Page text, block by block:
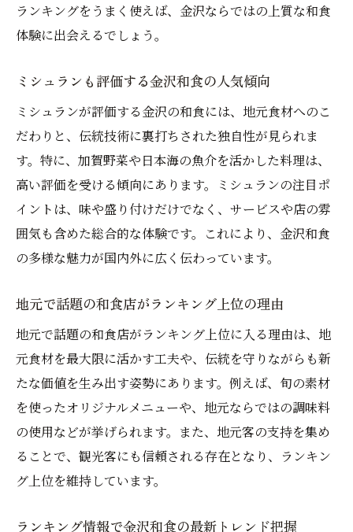
ランキングをうまく使えば、金沢ならではの上質な和食
体験に出会えるでしょう。
ミシュランも評価する金沢和食の人気傾向
ミシュランが評価する金沢の和食には、地元食材へのこ
だわりと、伝統技術に裏打ちされた独自性が見られま
す。特に、加賀野菜や日本海の魚介を活かした料理は、
高い評価を受ける傾向にあります。ミシュランの注目ポ
イントは、味や盛り付けだけでなく、サービスや店の雰
囲気も含めた総合的な体験です。これにより、金沢和食
の多様な魅力が国内外に広く伝わっています。
地元で話題の和食店がランキング上位の理由
地元で話題の和食店がランキング上位に入る理由は、地
元食材を最大限に活かす工夫や、伝統を守りながらも新
たな価値を生み出す姿勢にあります。例えば、旬の素材
を使ったオリジナルメニューや、地元ならではの調味料
の使用などが挙げられます。また、地元客の支持を集め
ることで、観光客にも信頼される存在となり、ランキン
グ上位を維持しています。
ランキング情報で金沢和食の最新トレンド把握